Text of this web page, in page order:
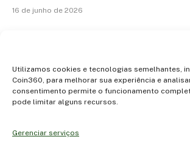
Utilizamos cookies e tecnologias semelhantes,
Coin360, para melhorar sua experiência e
consentimento permite o funcionamento
pode limitar alguns recursos.
Gerenciar serviços
16 de junho de 2026